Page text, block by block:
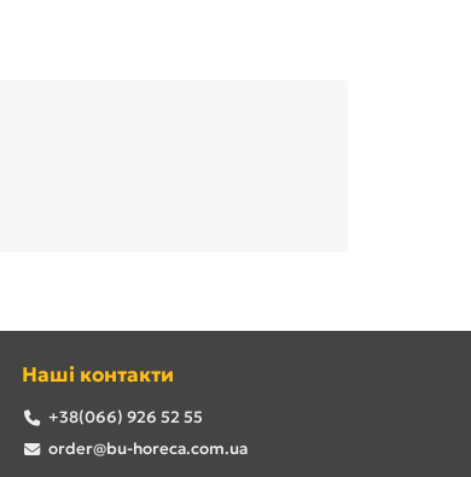
Наші контакти
+38(066) 926 52 55
order@bu-horeca.com.ua